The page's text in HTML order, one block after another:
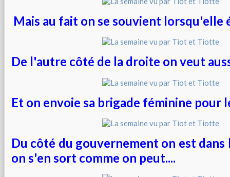
Mais au fait on se souvient lorsqu'elle
De l'autre côté de la droite on veut
Et on envoie sa brigade féminine pour
Du côté du gouvernement on est dans
on s'en sort comme on peut....